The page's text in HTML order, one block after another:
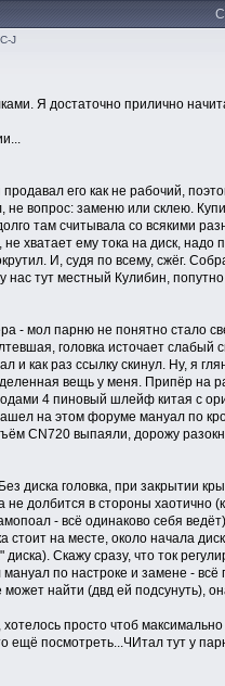
J
Я достаточно прилично
его как не рабочий,
не вопрос: заменю или склею.
там считывала со всякими
хватает ему тока на диск,
И, судя по всему, сжёг.
нас тут местный Кулибин,
- мол парню не понятно стало
головка источает
как раз ссылку скинул. Ну, я
вещь у меня. Припёр на
4 пиновый шлейф китая с
на этом форуме мануал по
CN720 выпаяли, дорожу
диска головка, при закрытии
долбится в стороны хаотично
- всё одинаково себя
стоит на месте, около начала
Скажу сразу, что ток
по настроке и замене -
найти (двд ей подсунуть),
просто чтоб
посмотреть...ЧИтал тут у